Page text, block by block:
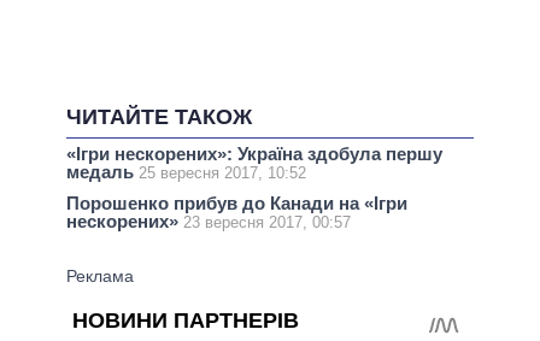
ЧИТАЙТЕ ТАКОЖ
«Ігри нескорених»: Україна здобула першу
медаль 25 вересня 2017, 10:52
Порошенко прибув до Канади на «Ігри
нескорених» 23 вересня 2017, 00:57